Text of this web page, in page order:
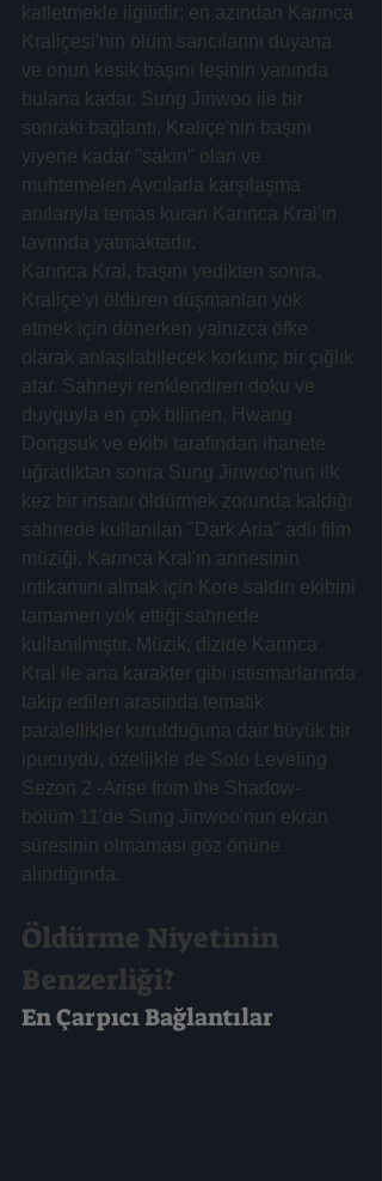
katletmekle ilgilidir; en azından Karınca
Kraliçesi'nin ölüm sancılarını duyana
ve onun kesik başını leşinin yanında
bulana kadar. Sung Jinwoo ile bir
sonraki bağlantı, Kraliçe'nin başını
yiyene kadar "sakin" olan ve
muhtemelen Avcılarla karşılaşma
anılarıyla temas kuran Karınca Kral'ın
tavrında yatmaktadır.
Karınca Kral, başını yedikten sonra,
Kraliçe'yi öldüren düşmanları yok
etmek için dönerken yalnızca öfke
olarak anlaşılabilecek korkunç bir çığlık
atar. Sahneyi renklendiren doku ve
duyguyla en çok bilinen, Hwang
Dongsuk ve ekibi tarafından ihanete
uğradıktan sonra Sung Jinwoo'nun ilk
kez bir insanı öldürmek zorunda kaldığı
sahnede kullanılan "Dark Aria" adlı film
müziği, Karınca Kral'ın annesinin
intikamını almak için Kore saldırı ekibini
tamamen yok ettiği sahnede
kullanılmıştır. Müzik, dizide Karınca
Kral ile ana karakter gibi istismarlarında
takip edilen arasında tematik
paralellikler kurulduğuna dair büyük bir
ipucuydu, özellikle de Solo Leveling
Sezon 2 -Arise from the Shadow-
bölüm 11'de Sung Jinwoo'nun ekran
süresinin olmaması göz önüne
alındığında.
Öldürme Niyetinin
Benzerliği?
En Çarpıcı Bağlantılar